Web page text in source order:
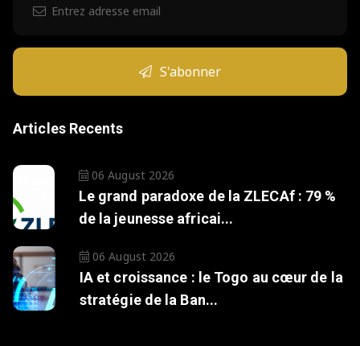
S'abonner
Articles Recents
06 August 2026
Le grand paradoxe de la ZLECAf : 79 %
de la jeunesse africai...
06 August 2026
IA et croissance : le Togo au cœur de la
stratégie de la Ban...